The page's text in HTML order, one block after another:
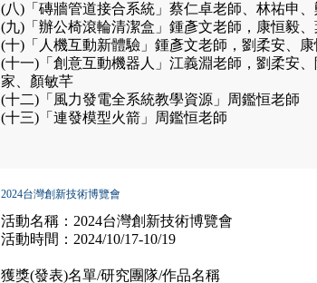
(八)「磚牆管道接合系統」蔡仁卓老師、林祐申
(九)「辦公椅滾輪清潔盒」鍾彥文老師，康恒毅、
(十)「人機互動新體驗」鍾彥文老師，劉柔安、
(十一)「創意互動機器人」江義淵老師，劉柔安
家、顏敏芊
(十二)「風力發電全系統教學資源」周鑑恒老師
(十三)「連發模型火箭」周鑑恒老師
2024台灣創新技術博覽會
活動名稱：2024台灣創新技術博覽會
活動時間：2024/10/17-10/19
獲獎(發表)名單/研究團隊/作品名稱